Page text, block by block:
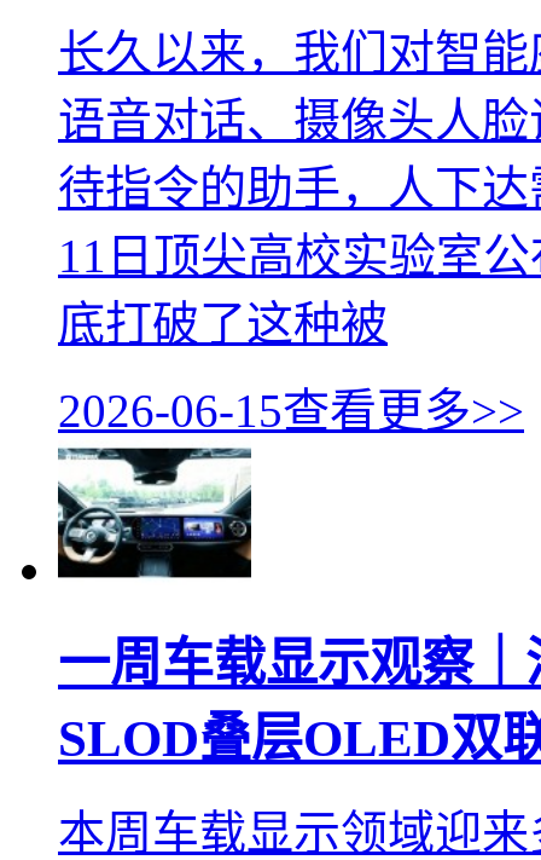
长久以来，我们对智
语音对话、摄像头人
待指令的助手，人下
11日顶尖高校实验室
底打破了这种被
2026-06-15查看更多>>
一周车载显示观察
SLOD叠层OLED双
本周车载显示领域迎